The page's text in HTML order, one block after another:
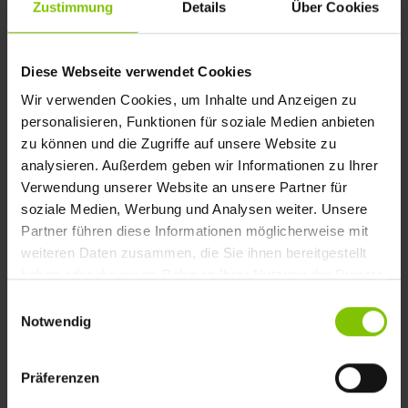
Zustimmung Details Über Cookies
Diese Webseite verwendet Cookies
Wir verwenden Cookies, um Inhalte und Anzeigen zu
personalisieren, Funktionen für soziale Medien anbieten
zu können und die Zugriffe auf unsere Website zu
analysieren. Außerdem geben wir Informationen zu Ihrer
Verwendung unserer Website an unsere Partner für
soziale Medien, Werbung und Analysen weiter. Unsere
Partner führen diese Informationen möglicherweise mit
weiteren Daten zusammen, die Sie ihnen bereitgestellt
Notwendig
Präferenzen
unsicherer Software zu arbeiten.
SilverStripe Roadmap
Auch unser bevorzugtes CMS pflegt eineRoadmap
Gut zu erkennen sind hier die verschiedenen
Phasen der Software. Für die Roadmap können sich
im Laufe der Zeit Änderungen ergeben. So wurde
beispielsweise der Support für die Version 4
ausgeweitet, da viele Systeme noch nicht
Herausforderungen bei großen